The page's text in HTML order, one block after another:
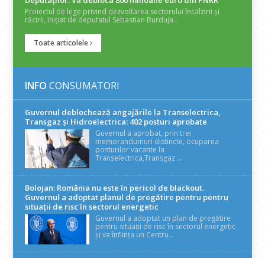
Proiectul de lege privind dezvoltarea sectorului încălzirii și
răcirii, inițiat de deputatul Sebastian Burduja...
Toate articolele
INFO CONSUMATORI
Guvernul deblochează angajările la Transelectrica,
Transgaz și Hidroelectrica: 402 posturi aprobate
Guvernul a aprobat, prin trei
memorandumuri distincte, ocuparea
posturilor vacante la
Transelectrica,Transgaz ...
Bolojan: România nu este în pericol de blackout.
Guvernul a adoptat planul de pregătire pentru pentru
situații de risc în sectorul energetic
Guvernul a adoptat un plan de pregătire
pentru situații de risc în sectorul energetic
și va înființa un Centru...